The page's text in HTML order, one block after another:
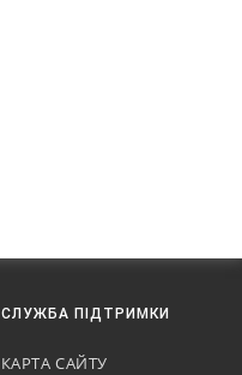
СЛУЖБА ПІДТРИМКИ
КАРТА САЙТУ